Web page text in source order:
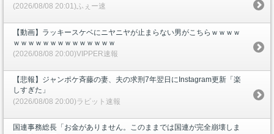
(2026/08/08 20:01)ふぇー速
【動画】ラッキースケベにニヤニヤが止まらない男がこちらｗｗｗｗ
ｗｗｗｗｗｗｗｗｗｗｗｗｗｗ
(2026/08/08 20:00)VIPPER速報
【悲報】ジャンポケ斉藤の妻、夫の求刑7年翌日にInstagram更新「楽
しすぎた」
(2026/08/08 20:00)ラビット速報
国連事務総長「お金がありません。このままでは国連が完全崩壊しま